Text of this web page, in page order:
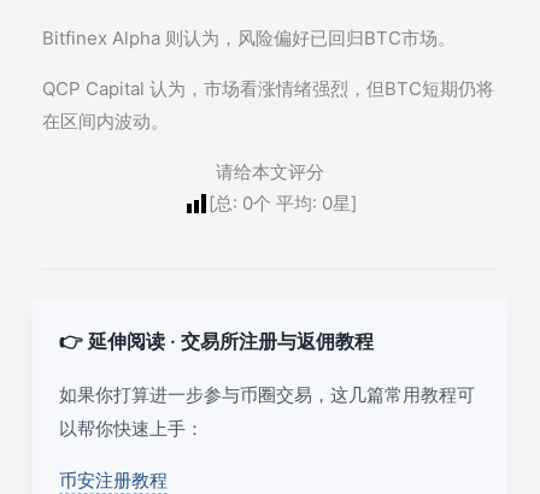
Bitfinex Alpha 则认为，风险偏好已回归BTC市场。
QCP Capital 认为，市场看涨情绪强烈，但BTC短期仍将
在区间内波动。
请给本文评分
[总: 0个 平均: 0星]
👉 延伸阅读 · 交易所注册与返佣教程
如果你打算进一步参与币圈交易，这几篇常用教程可
以帮你快速上手：
币安注册教程